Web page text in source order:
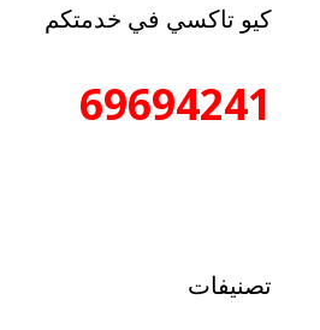
كيو تاكسي في خدمتكم
69694241
تصنيفات